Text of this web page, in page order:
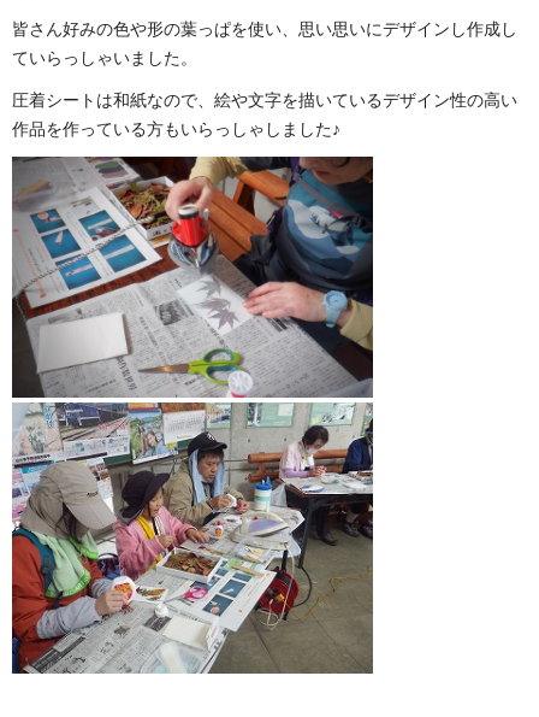
皆さん好みの色や形の葉っぱを使い、思い思いにデザインし作成し
ていらっしゃいました。
圧着シートは和紙なので、絵や文字を描いているデザイン性の高い
作品を作っている方もいらっしゃしました♪